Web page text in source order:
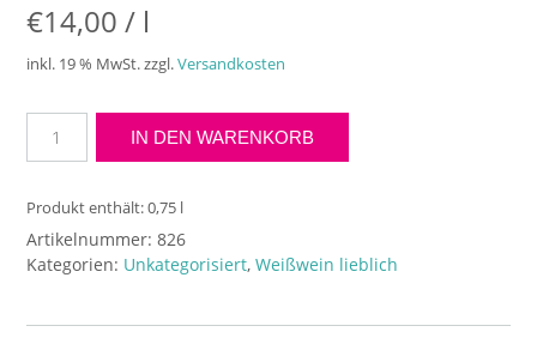
€14,00 / l
inkl. 19 % MwSt.zzgl.Versandkosten
Riesling
Süss
Steffensberg
Menge
IN DEN WARENKORB
Produkt enthält: 0,75 l
Artikelnummer: 826
Kategorien: Unkategorisiert, Weißwein lieblich